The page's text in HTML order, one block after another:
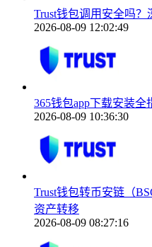
Trust钱包调用安全吗
2026-08-09 12:02:49
365钱包app下载安装
2026-08-09 10:36:30
Trust钱包转币安链（
资产转移
2026-08-09 08:27:16